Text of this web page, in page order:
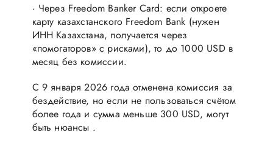
· Через Freedom Banker Card: если откроете
карту казахстанского Freedom Bank (нужен
ИНН Казахстана, получается через
«помогаторов» с рисками), то до 1000 USD в
месяц без комиссии.
С 9 января 2026 года отменена комиссия за
бездействие, но если не пользоваться счётом
более года и сумма меньше 300 USD, могут
быть нюансы .